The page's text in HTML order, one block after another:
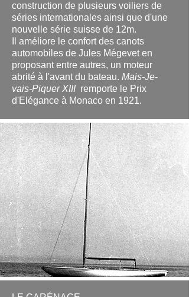
construction de plusieurs voiliers de
séries internationales ainsi que d'une
nouvelle série suisse de 12m.
Il améliore le confort des canots
automobiles de Jules Mégevet en
proposant entre autres, un moteur
abrité à l'avant du bateau. Mais-Je-
vais-Piquer XIII remporte le Prix
d'Elégance à Monaco en 1921.
.